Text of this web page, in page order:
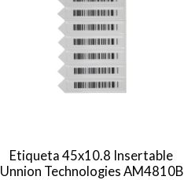
Etiqueta 45x10.8 Insertable
Unnion Technologies AM4810B